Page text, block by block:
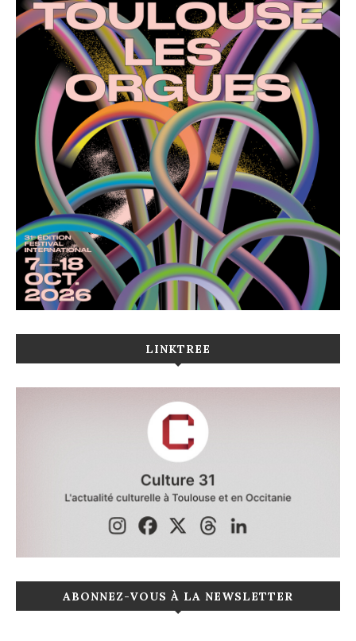
LINKTREE
ABONNEZ-VOUS À LA NEWSLETTER